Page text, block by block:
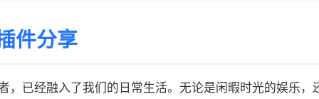
件分享
，已经融入了我们的日常生活。无论是闲暇时光的娱乐